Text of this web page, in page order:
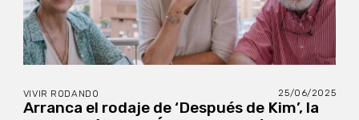
VIVIR RODANDO 25/06/2025
Arranca el rodaje de ‘Después de Kim’, la